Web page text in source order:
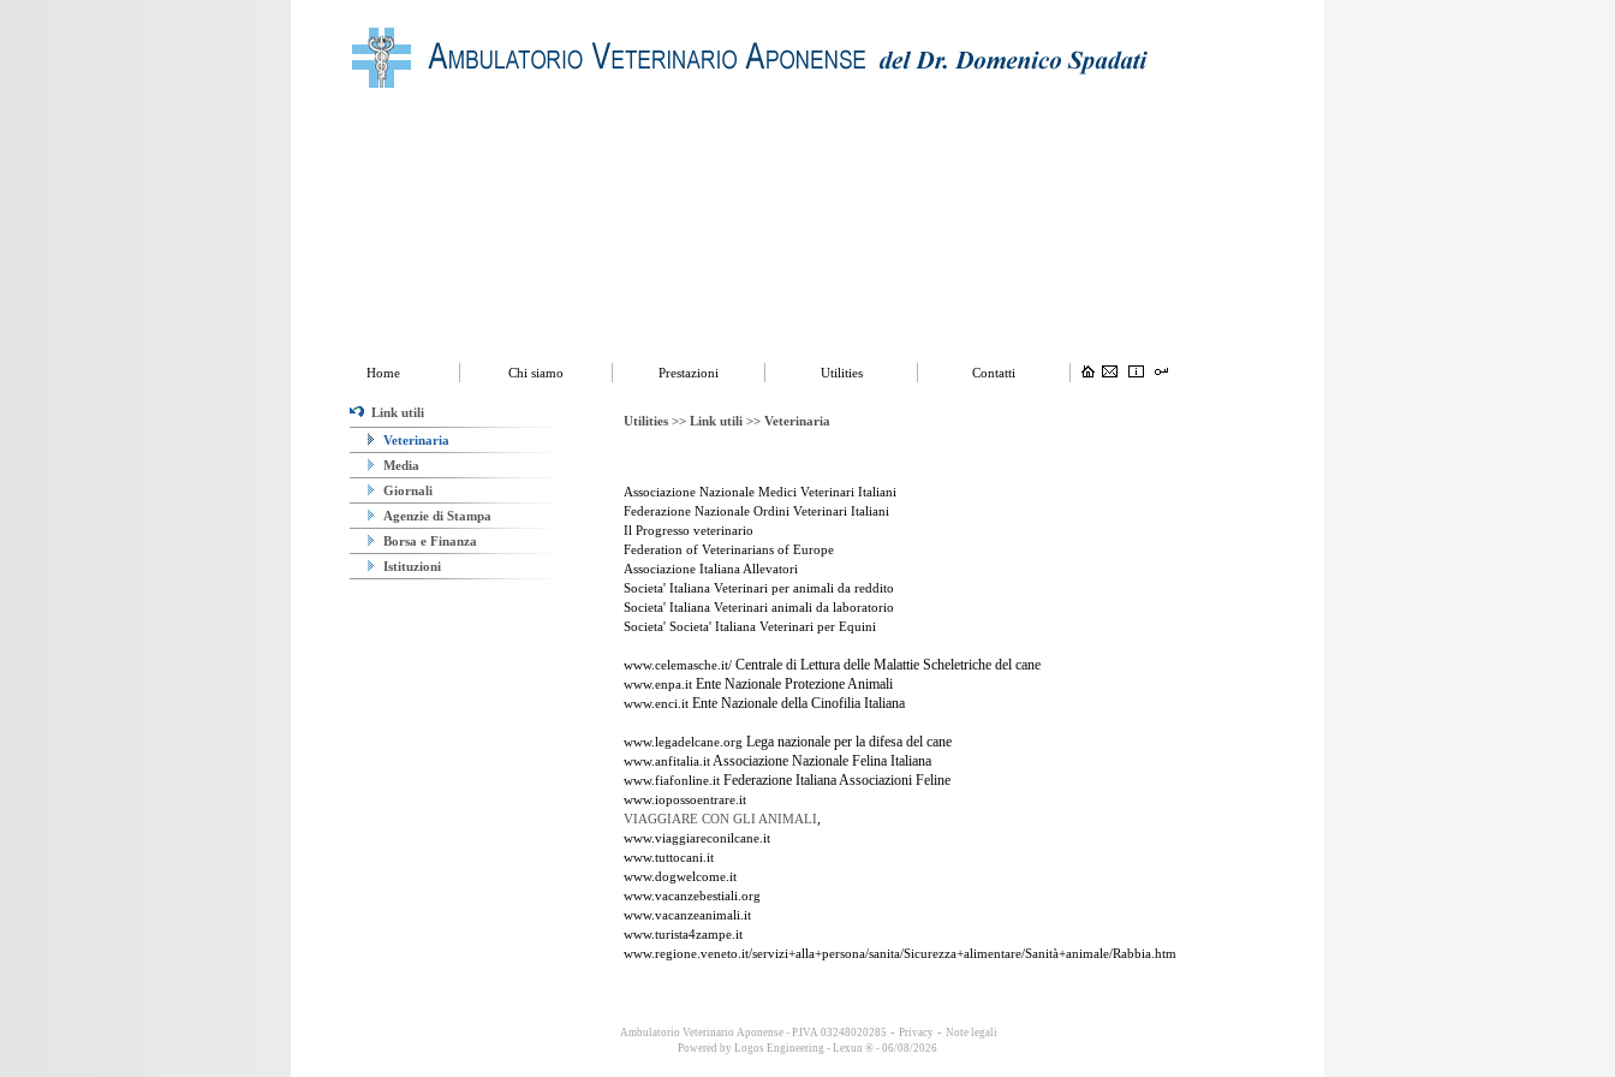
Chi siamo Prestazioni Utilities Contatti
Link utili
Veterinaria
Media
Giornali
Agenzie di Stampa
Borsa e Finanza
Istituzioni
Utilities >> Link utili >> Veterinaria
Associazione Nazionale Medici Veterinari Italiani
Federazione Nazionale Ordini Veterinari Italiani
Il Progresso veterinario
Federation of Veterinarians of Europe
Associazione Italiana Allevatori
Societa' Italiana Veterinari per animali da reddito
Societa' Italiana Veterinari animali da laboratorio
Societa' Societa' Italiana Veterinari per Equini
www.celemasche.it/ Centrale di Lettura delle Malattie Scheletriche del cane
www.enpa.it Ente Nazionale Protezione Animali
www.enci.it Ente Nazionale della Cinofilia Italiana
www.legadelcane.org Lega nazionale per la difesa del cane
www.anfitalia.itAssociazione Nazionale Felina Italiana
www.fiafonline.it Federazione Italiana Associazioni Feline
www.iopossoentrare.it
VIAGGIARE CON GLI ANIMALI,
www.viaggiareconilcane.it
www.tuttocani.it
www.dogwelcome.it
www.vacanzebestiali.org
www.vacanzeanimali.it
www.turista4zampe.it
www.regione.veneto.it/servizi+alla+persona/sanita/Sicurezza+alimentare/Sanità+animale/Rabbia.htm
Ambulatorio Veterinario Aponense - P.IVA 03248020285 - Privacy - Note legali
Powered by Logos Engineering - Lexun ® - 06/08/2026
Home Chi siamo Prestazioni Utilities Contatti